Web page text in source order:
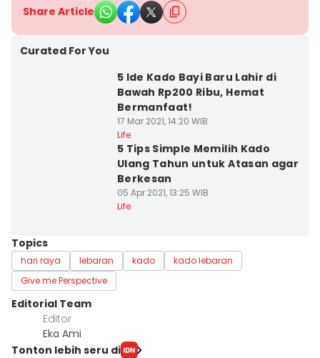
Share Article
Curated For You
5 Ide Kado Bayi Baru Lahir di
Bawah Rp200 Ribu, Hemat
Bermanfaat!
17 Mar 2021, 14:20 WIB
Life
5 Tips Simple Memilih Kado
Ulang Tahun untuk Atasan agar
Berkesan
05 Apr 2021, 13:25 WIB
Life
Topics
hari raya lebaran kado
kado lebaran
Give me Perspective
Editorial Team
Editor
Eka Ami
Tonton lebih seru di